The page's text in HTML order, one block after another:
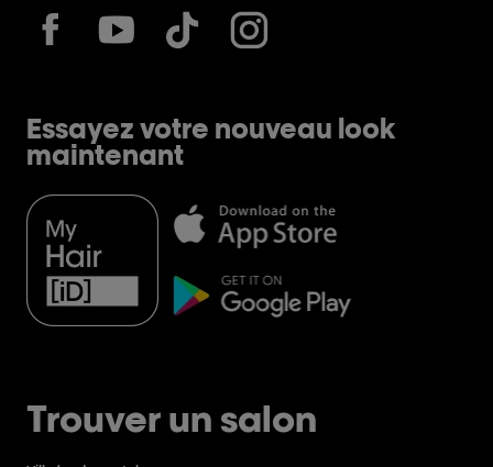
Essayez votre nouveau look
maintenant
Trouver un salon